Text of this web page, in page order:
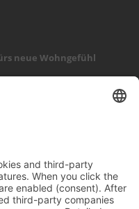
neue Wohngefühl
fenster
kamin